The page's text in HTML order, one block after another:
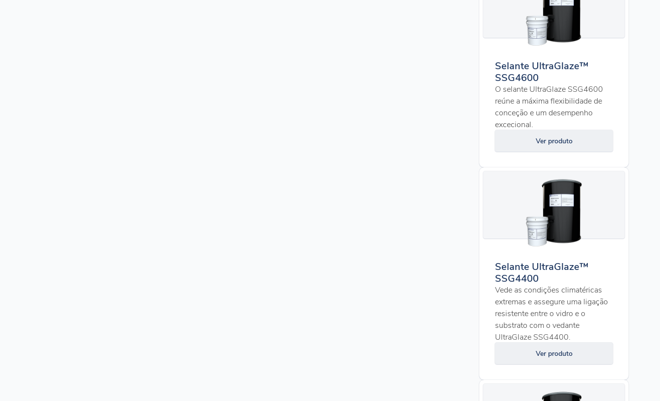
Selante UltraGlaze™
SSG4600
O selante UltraGlaze SSG4600
reúne a máxima flexibilidade de
conceção e um desempenho
excecional.
Ver produto
Selante UltraGlaze™
SSG4400
Vede as condições climatéricas
extremas e assegure uma ligação
resistente entre o vidro e o
substrato com o vedante
UltraGlaze SSG4400.
Ver produto